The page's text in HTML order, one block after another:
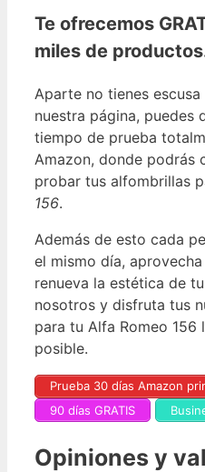
Te ofrecemos
miles de
Aparte no tienes
nuestra página, puedes
tiempo de prueba
Amazon, donde podrás
probar tus alfombrillas
156.
Además de esto cada
el mismo día,
renueva la estética de
nosotros y disfruta tus
para tu Alfa Romeo 156
posible.
Prueba 30 días Amazon
90 días GRATIS
Opiniones y